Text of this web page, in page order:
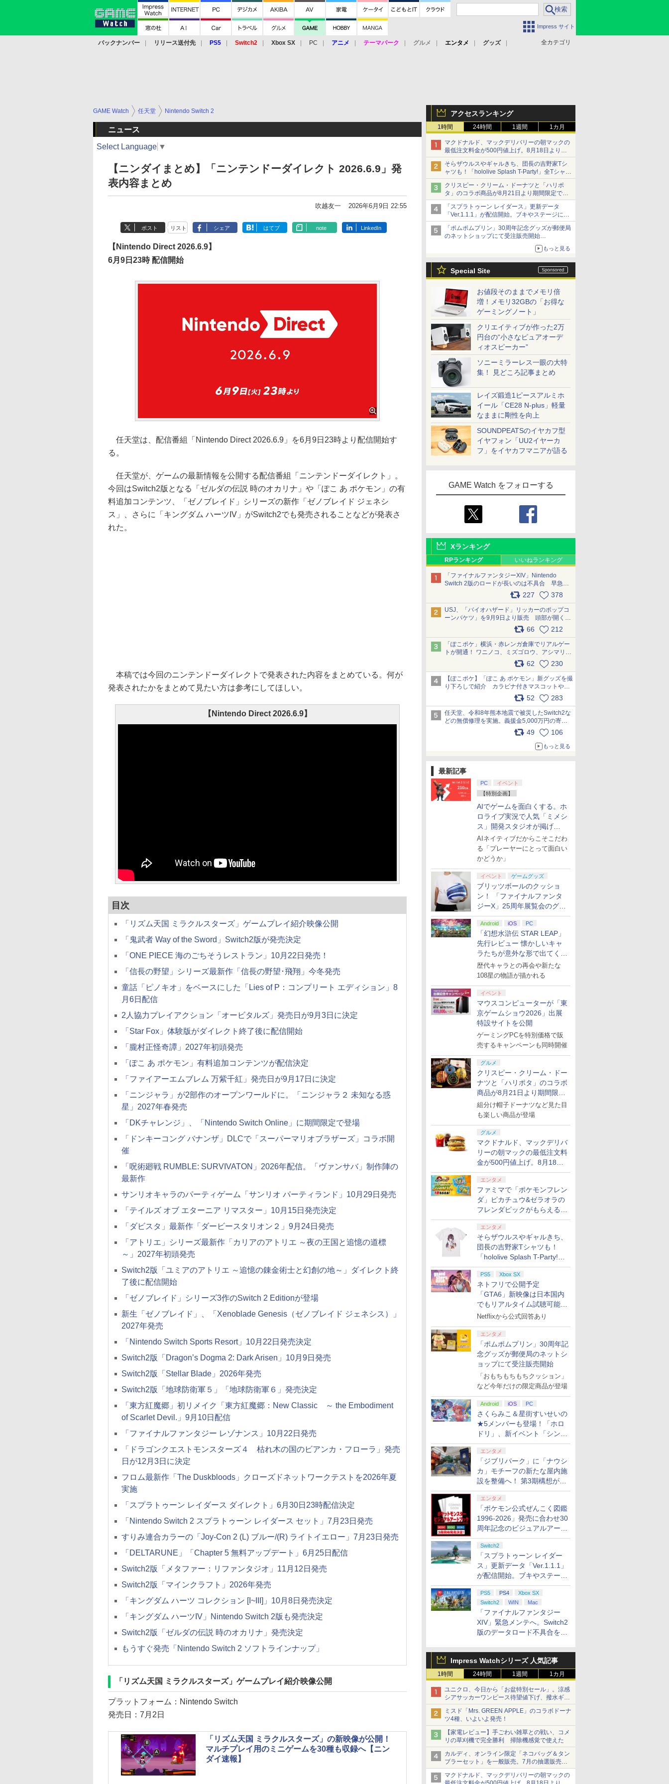
Impress サイト
全カテゴリ
バックナンバー リリース送付先 PS5 Switch2 Xbox SX PC アニメ テーマパーク グルメ エンタメ
グッズ
アクセスランキング
1時間 24時間 1週間 1カ月
マクドナルド、マックデリバリーの朝マックの
最低注文料金が500円値上げ。8月18日より
1,500円から受付
そらザウルスやギャルきち、団長の吉野家Tシ
ャツも！「hololive Splash T-Party!」全Tシャツ
ラインナップ公開＆オンライン販売開始
クリスピー・クリーム・ドーナツと「ハリポ
タ」のコラボ商品が8月21日より期間限定で発
売
組分け帽子ドーナツなど見た目も楽しい商品が
登場
「スプラトゥーン レイダース」更新データ
「Ver.1.1.1」が配信開始。ブキやステージに関
する不具合を修正
「ポムポムプリン」30周年記念グッズが郵便局
のネットショップにて受注販売開始
「おもちもちもちクッション」など今年だけの
もっと見る
Special Site
お値段そのままでメモリ倍
増！メモリ32GBの「お得な
ゲーミングノート」
クリエイティブが作った2万
円台の“小さなピュアオーデ
ィオスピーカー”
ソニーミラーレス一眼の大特
集！ 見どころ記事まとめ
レイズ鍛造1ピースアルミホ
イール「CE28 N-plus」軽量
なままに剛性を向上
SOUNDPEATSのイヤカフ型
イヤフォン「UU2イヤーカ
フ」をイヤカフマニアが語る
GAME Watch をフォローする
Xランキング
RPランキング いいねランキング
「ファイナルファンタジーXIV」Nintendo
Switch 2版のロードが長いのは不具合 早急に
アップデートできるよう対応中227 378
USJ、「バイオハザード」リッカーのポップコ
ーンバケツ」を9月9日より販売 頭部が開く仕
組み。味は恐怖を堪のう「味噌フレーバー」
66 212
「ぽこポケ」横浜・赤レンガ倉庫でリアルゲー
トが開通！ ワニノコ、ミズゴロウ、アシマリ登
場シーンをレポート pic.x.com/LDgEByVl6D
62 230
【ぽこポケ】「ぽこ あ ポケモン」新グッズを撮
り下ろしで紹介 カラビナ付きマスコットやス
52 283
任天堂、令和8年熊本地震で被災したSwitch2な
どの無償修理を実施。義援金5,000万円の寄付
も発表 pic.x.com/BAYsMfUfUC
49 106
もっと見る
最新記事
PC
イベント
【特別企画】
AIでゲームを面白くする。ホ
ロライブ実況で人気「ミメシ
ス」開発スタジオが掲げ
る“AI活用の信念”とは？【講
演レポート】
AIネイティブだからこそこだわ
る「プレーヤーにとって面白い
かどうか」
イベント ゲームグッズ
ブリッツボールのクッショ
ン！ 「ファイナルファンタ
ジーX」25周年展覧会のグッ
ズ情報が公開
Android iOS PC
「幻想水滸伝 STAR LEAP」
先行レビュー 懐かしいキャ
ラたちが意外な形で出てくる
シリーズ完全新作！
歴代キャラとの再会や新たな
108星の物語が描かれる
イベント
マウスコンピューターが「東
京ゲームショウ2026」出展
特設サイトを公開
ゲーミングPCを特別価格で販
売するキャンペーンも同時開催
グルメ
クリスピー・クリーム・ドー
ナツと「ハリポタ」のコラボ
商品が8月21日より期間限定
で発売
組分け帽子ドーナツなど見た目
も楽しい商品が登場
グルメ
マクドナルド、マックデリバ
リーの朝マックの最低注文料
金が500円値上げ。8月18日
より1,500円から受付
エンタメ
ファミマで「ポケモンフレン
ダ」ピカチュウ&ゼラオラの
フレンダピックがもらえるキ
ャンペーン開催！
エンタメ
そらザウルスやギャルきち、
団長の吉野家Tシャツも！
「hololive Splash T-Party!」
全Tシャツラインナップ公開
＆オンライン販売開始
PS5 Xbox SX
ネトフリで公開予定
「GTA6」新映像は日本国内
でもリアルタイム試聴可能。
しかも日本語字幕付き
Netflixから公式回答あり
エンタメ
「ポムポムプリン」30周年記
念グッズが郵便局のネットシ
ョップにて受注販売開始
「おもちもちもちクッション」
など今年だけの限定商品が登場
Android iOS PC
さくらみこ＆星街すいせいの
★5メンバーも登場！「ホロ
ドリ」、新イベント「シンク
ロする夏のスパークル」がス
タート
エンタメ
「ジブリパーク」に「ナウシ
カ」モチーフの新たな屋内施
設を整備へ！ 第3期構想が公
開
エンタメ
「ポケモン公式ぜんこく図鑑
1996-2026」発売に合わせ30
周年記念のビジュアルアート
ブック3冊同時発売が決定
Switch2
「スプラトゥーン レイダー
ス」更新データ「Ver.1.1.1」
が配信開始。ブキやステージ
に関する不具合を修正
PS5 PS4
Xbox SX
Switch2
WIN Mac
「ファイナルファンタジー
XIV」緊急メンテへ。Switch2
版のデータロード不具合を最
Impress Watchシリーズ 人気記事
1時間 24時間 1週間 1カ月
ユニクロ、今日から「お盆特別セール」。涼感
シアサッカーワンピース待望値下げ、撥水ギア
ショーツは1990円に
ミスド「Mrs. GREEN APPLE」のコラボドーナ
ツ4種、いよいよ発売！
【家電レビュー】手ごわい雑草との戦い、コメ
リの草刈機で完全勝利 掃除機感覚で使えた
カルディ、オンライン限定「ネコバッグ＆タン
ブラーセット」を一般販売。7月の抽選販売の
当選無効分
マクドナルド、マックデリバリーの朝マックの
GAME Watch 任天堂 Nintendo Switch 2
ニュース
Select Language ▼
【ニンダイまとめ】「ニンテンドーダイレクト 2026.6.9」発
表内容まとめ
吹越友一 2026年6月9日 22:55
ポスト リスト シェア はてブ note LinkedIn
【Nintendo Direct 2026.6.9】
6月9日23時 配信開始
任天堂は、配信番組「Nintendo Direct 2026.6.9」を6月9日23時より配信開始す
る。
任天堂が、ゲームの最新情報を公開する配信番組「ニンテンドーダイレクト」。
今回はSwitch2版となる「ゼルダの伝説 時のオカリナ」や「ぽこ あ ポケモン」の有
料追加コンテンツ、「ゼノブレイド」シリーズの新作「ゼノブレイド ジェネシ
ス」、さらに「キングダム ハーツIV」がSwitch2でも発売されることなどが発表さ
れた。
本稿では今回のニンテンドーダイレクトで発表された内容をまとめている。何が
発表されたかをまとめて見たい方は参考にしてほしい。
【Nintendo Direct 2026.6.9】
目次
「リズム天国 ミラクルスターズ」ゲームプレイ紹介映像公開
「鬼武者 Way of the Sword」Switch2版が発売決定
「ONE PIECE 海のごちそうレストラン」10月22日発売！
「信長の野望」シリーズ最新作「信長の野望･飛翔」今冬発売
童話「ピノキオ」をベースにした「Lies of P：コンプリート エディション」8
月6日配信
2人協力プレイアクション「オービタルズ」発売日が9月3日に決定
「Star Fox」体験版がダイレクト終了後に配信開始
「朧村正怪奇譚」2027年初頭発売
「ぽこ あ ポケモン」有料追加コンテンツが配信決定
「ファイアーエムブレム 万紫千紅」発売日が9月17日に決定
「ニンジャラ」が2部作のオープンワールドに。「ニンジャラ２ 未知なる惑
星」2027年春発売
「DKチャレンジ」、「Nintendo Switch Online」に期間限定で登場
「ドンキーコング バナンザ」DLCで「スーパーマリオブラザーズ」コラボ開
催
「呪術廻戦 RUMBLE: SURVIVATON」2026年配信。「ヴァンサバ」制作陣の
最新作
サンリオキャラのパーティゲーム「サンリオ パーティランド」10月29日発売
「テイルズ オブ エターニア リマスター」10月15日発売決定
「ダビスタ」最新作「ダービースタリオン２」9月24日発売
「アトリエ」シリーズ最新作「カリアのアトリエ ～夜の王国と追憶の道標
～」2027年初頭発売
Switch2版「ユミアのアトリエ ～追憶の錬金術士と幻創の地～」ダイレクト終
了後に配信開始
「ゼノブレイド」シリーズ3作のSwitch 2 Editionが登場
新生「ゼノブレイド」、「Xenoblade Genesis（ゼノブレイド ジェネシス）」
2027年発売
「Nintendo Switch Sports Resort」10月22日発売決定
Switch2版「Dragon’s Dogma 2: Dark Arisen」10月9日発売
Switch2版「Stellar Blade」2026年発売
Switch2版「地球防衛軍５」「地球防衛軍６」発売決定
「東方紅魔郷」初リメイク「東方紅魔郷：New Classic ～ the Embodiment
of Scarlet Devil.」9月10日配信
「ファイナルファンタジー レゾナンス」10月22日発売
「ドラゴンクエストモンスターズ４ 枯れ木の国のビアンカ・フローラ」発売
日が12月3日に決定
フロム最新作「The Duskbloods」クローズドネットワークテストを2026年夏
実施
「スプラトゥーン レイダース ダイレクト」6月30日23時配信決定
「Nintendo Switch 2 スプラトゥーン レイダース セット」7月23日発売
すりみ連合カラーの「Joy-Con 2 (L) ブルー/(R) ライトイエロー」7月23日発売
「DELTARUNE」「Chapter 5 無料アップデート」6月25日配信
Switch2版「メタファー：リファンタジオ」11月12日発売
Switch2版「マインクラフト」2026年発売
「キングダム ハーツ コレクション [I~III]」10月8日発売決定
「キングダム ハーツIV」Nintendo Switch 2版も発売決定
Switch2版「ゼルダの伝説 時のオカリナ」発売決定
もうすぐ発売「Nintendo Switch 2 ソフトラインナップ」
「リズム天国 ミラクルスターズ」ゲームプレイ紹介映像公開
プラットフォーム：Nintendo Switch
発売日：7月2日
「リズム天国 ミラクルスターズ」の新映像が公開！
マルチプレイ用のミニゲームを30種も収録へ【ニン
ダイ速報】